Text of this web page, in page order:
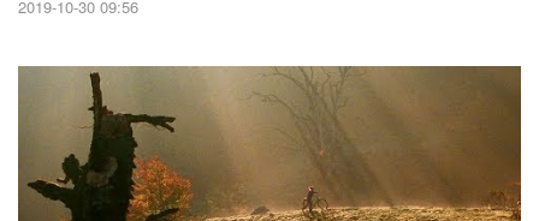
2019-10-30 09:56